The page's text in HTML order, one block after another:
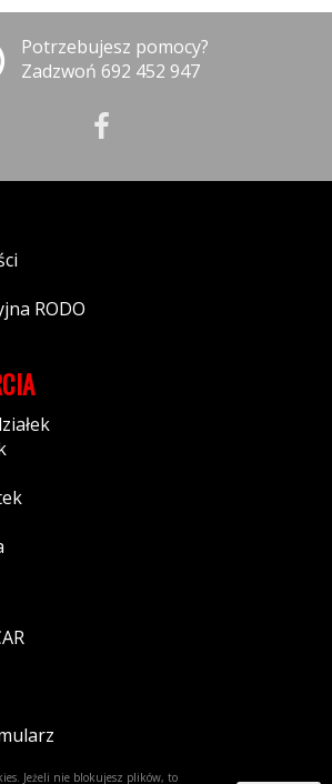
Potrzebujesz pomocy?
Zadzwoń 692 452 947
RODO
Jeżeli nie blokujesz plików, to